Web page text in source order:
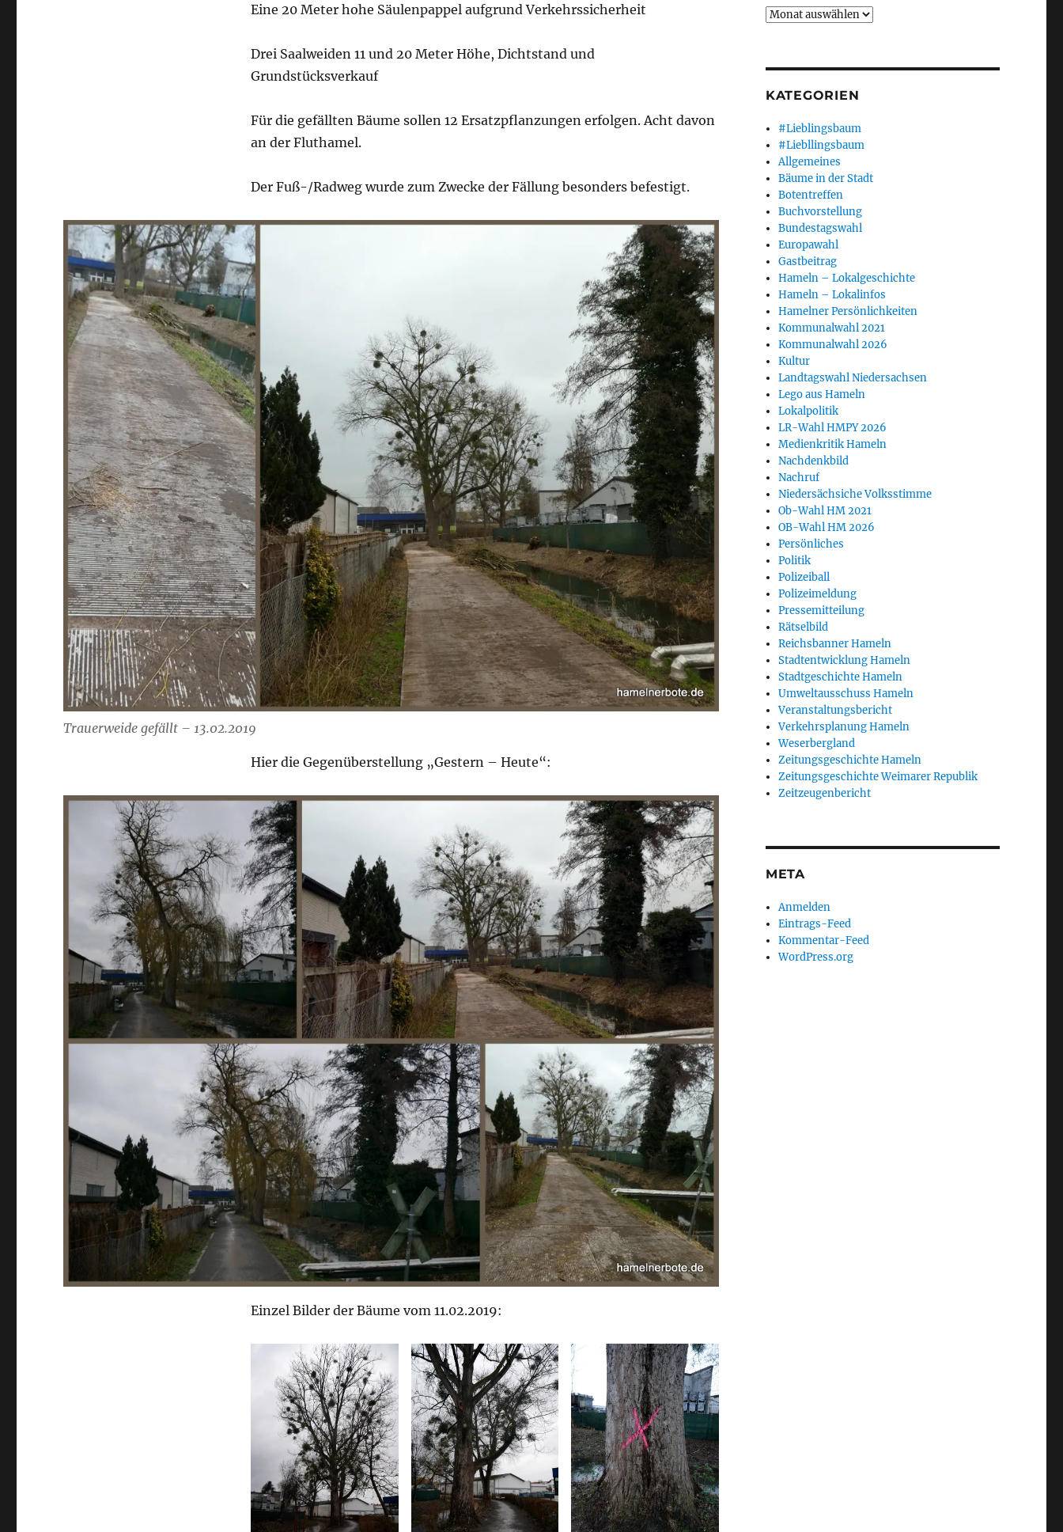
Eine 20 Meter hohe Säulenpappel aufgrund Verkehrssicherheit
Drei Saalweiden 11 und 20 Meter Höhe, Dichtstand und
Grundstücksverkauf
Für die gefällten Bäume sollen 12 Ersatzpflanzungen erfolgen. Acht davon
an der Fluthamel.
Der Fuß-/Radweg wurde zum Zwecke der Fällung besonders befestigt.
Trauerweide gefällt – 13.02.2019
Hier die Gegenüberstellung „Gestern – Heute“:
Einzel Bilder der Bäume vom 11.02.2019:
Archiv
KATEGORIEN
#Lieblingsbaum
#Liebllingsbaum
Allgemeines
Bäume in der Stadt
Botentreffen
Buchvorstellung
Bundestagswahl
Europawahl
Gastbeitrag
Hameln – Lokalgeschichte
Hameln – Lokalinfos
Hamelner Persönlichkeiten
Kommunalwahl 2021
Kommunalwahl 2026
Kultur
Landtagswahl Niedersachsen
Lego aus Hameln
Lokalpolitik
LR-Wahl HMPY 2026
Medienkritik Hameln
Nachdenkbild
Nachruf
Niedersächsiche Volksstimme
Ob-Wahl HM 2021
OB-Wahl HM 2026
Persönliches
Politik
Polizeiball
Polizeimeldung
Pressemitteilung
Rätselbild
Reichsbanner Hameln
Stadtentwicklung Hameln
Stadtgeschichte Hameln
Umweltausschuss Hameln
Veranstaltungsbericht
Verkehrsplanung Hameln
Weserbergland
Zeitungsgeschichte Hameln
Zeitungsgeschichte Weimarer Republik
Zeitzeugenbericht
META
Anmelden
Eintrags-Feed
Kommentar-Feed
WordPress.org